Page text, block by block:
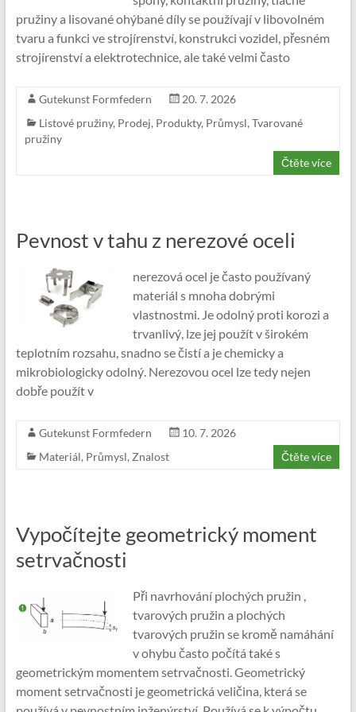
pružiny a lisované ohýbané díly se používají v libovolném
tvaru a funkci ve strojírenství, konstrukci vozidel, přesném
strojírenství a elektrotechnice, ale také velmi často
Gutekunst Formfedern
20. 7. 2026
Listové pružiny, Prodej, Produkty, Průmysl, Tvarované
pružiny
Čtěte více
Pevnost v tahu z nerezové oceli
nerezová ocel je často používaný
materiál s mnoha dobrými
vlastnostmi. Je odolný proti korozi a
trvanlivý, lze jej použít v širokém
teplotním rozsahu, snadno se čistí a je chemicky a
mikrobiologicky odolný. Nerezovou ocel lze tedy nejen
dobře použít v
Gutekunst Formfedern
10. 7. 2026
Materiál, Průmysl, Znalost Čtěte více
Vypočítejte geometrický moment
setrvačnosti
Při navrhování plochých pružin ,
tvarových pružin a plochých
tvarových pružin se kromě namáhání
v ohybu často počítá také s
geometrickým momentem setrvačnosti. Geometrický
moment setrvačnosti je geometrická veličina, která se